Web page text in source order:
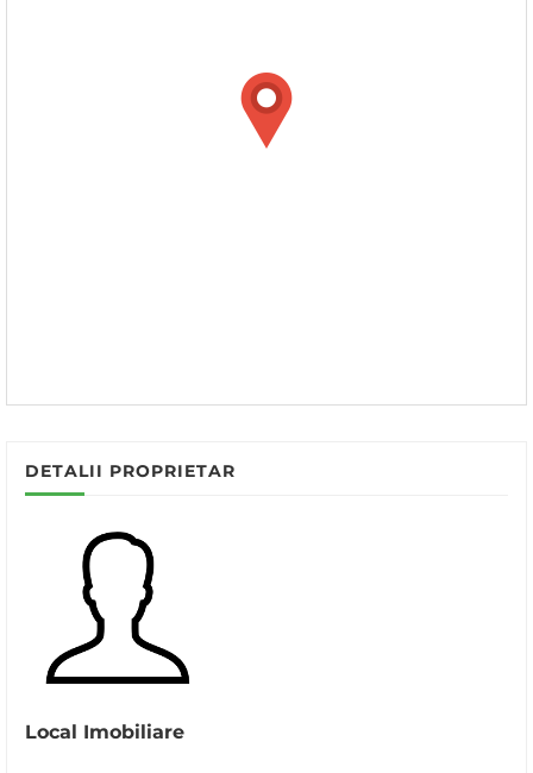
DETALII PROPRIETAR
Local Imobiliare